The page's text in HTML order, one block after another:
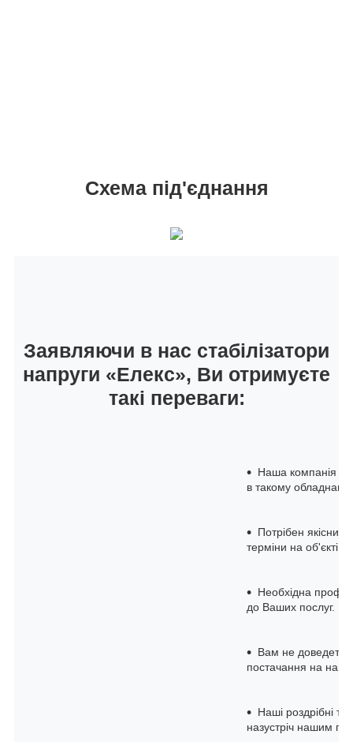
Схема під'єднання
Заявляючи в нас стабілізатори
напруги «Елекс», Ви отримуєте
такі переваги:
Наша компанія на
в такому
Потрібен
терміни на об'єкті
Необхідна
до Ваших послуг.
Вам не
постачання на
Наші роздрібні
назустріч нашим